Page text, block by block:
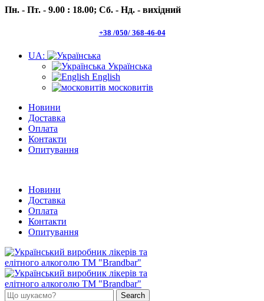
Пн. - Пт. - 9.00 : 18.00; Сб. - Нд. - вихідний
+38 /050/ 368-46-04
UA:
Українська
English
московитів
Новини
Доставка
Оплата
Контакти
Опитування
Новини
Доставка
Оплата
Контакти
Опитування
Search